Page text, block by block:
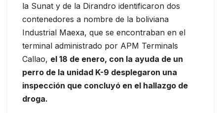
la Sunat y de la Dirandro identificaron dos
contenedores a nombre de la boliviana
Industrial Maexa, que se encontraban en el
terminal administrado por APM Terminals
Callao, el 18 de enero, con la ayuda de un
perro de la unidad K-9 desplegaron una
inspección que concluyó en el hallazgo de
droga.